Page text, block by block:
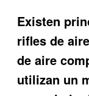
Existen
rifles de
de aire
utilizan un